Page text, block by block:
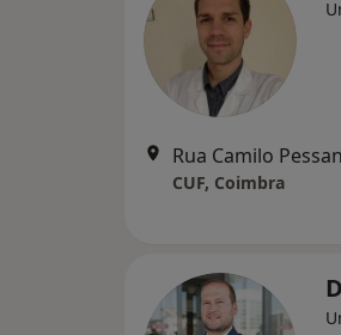
Rua Camilo
CUF, Coimbra